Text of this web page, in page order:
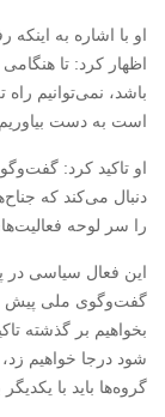
او با اشاره به
اظهار کرد: تا
باشد، نمی‌توانیم
است به دست بیاوریم.
او تاکید کرد:
دنبال می‌کند که
را سر لوحه
این فعال سیاسی در
گفت‌وگوی ملی پیش
بخواهیم بر گذشته
شود درجا خواهیم زد،
گروه‌ها باید با